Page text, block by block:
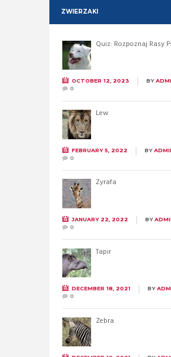
ZWIERZAKI
Quiz: Rozpoznaj Rasy
OCTOBER 12, 2023 BY
0
Lew
FEBRUARY 5, 2022 BY
0
Żyrafa
JANUARY 22, 2022 BY
0
Tapir
DECEMBER 18, 2021 BY
0
Zebra